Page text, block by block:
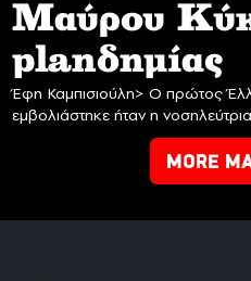
Mαύρου
planδημίας
Έφη Καμπισιούλη> Ο πρώτος
εμβολιάστηκε ήταν η
MORE